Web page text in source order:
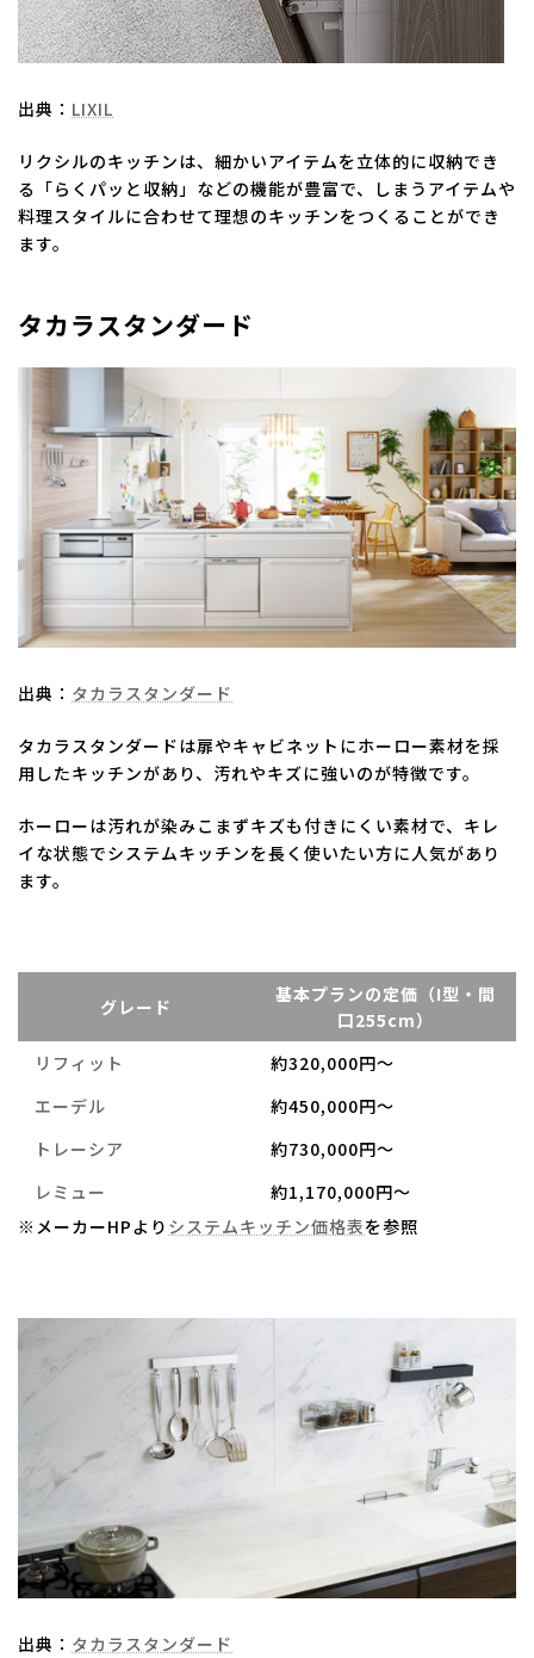
出典： LIXIL
リクシルのキッチンは、細かいアイテムを立体的に収納でき
る「らくパッと収納」などの機能が豊富で、しまうアイテムや
料理スタイルに合わせて理想のキッチンをつくることができ
ます。
タカラスタンダード
出典： タカラスタンダード
タカラスタンダードは扉やキャビネットにホーロー素材を採
用したキッチンがあり、汚れやキズに強いのが特徴です。
ホーローは汚れが染みこまずキズも付きにくい素材で、キレ
イな状態でシステムキッチンを長く使いたい方に人気があり
ます。
グレード
基本プランの定価（I型・間
口255cm）
リフィット
約320,000円～
エーデル
約450,000円～
トレーシア
約730,000円～
レミュー
約1,170,000円～
※メーカーHPより システムキッチン価格表を参照
出典： タカラスタンダード